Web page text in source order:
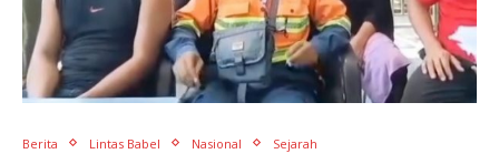
Berita Lintas Babel Nasional Sejarah